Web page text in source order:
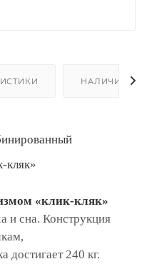
НАЛИЧИЕ
кляк»
«клик-кляк»
и сна. Конструкция
достигает 240 кг.